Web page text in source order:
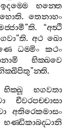
ඉදම‍්මෙ
භන‍්තෙ
. තෙනාහං
”ති. “අත්‍ථි
”ති. අථ ඛො
ධම‍්මිං
කථං
භික‍්ඛවෙ
”න‍්ති.
භික‍්ඛූ
භගවතා
චීවරපච‍්චාසා
අතිරෙකමාසං
භණ‍්ඩිකාබද‍්ධානි